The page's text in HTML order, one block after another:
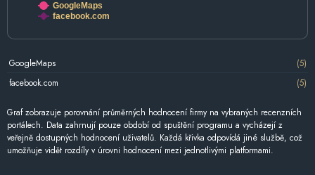
GoogleMaps
facebook.com
GoogleMaps
(5)
facebook.com
(5)
Graf zobrazuje porovnání průměrných hodnocení firmy na vybraných recenzních
portálech. Data zahrnují pouze období od spuštění programu a vycházejí z
veřejně dostupných hodnocení uživatelů. Každá křivka odpovídá jiné službě, což
umožňuje vidět rozdíly v úrovni hodnocení mezi jednotlivými platformami.